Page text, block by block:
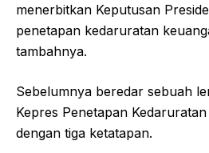
menerbitkan Keputusan
penetapan kedaruratan
tambahnya.
Sebelumnya beredar sebuah
Kepres Penetapan
dengan tiga ketatapan.